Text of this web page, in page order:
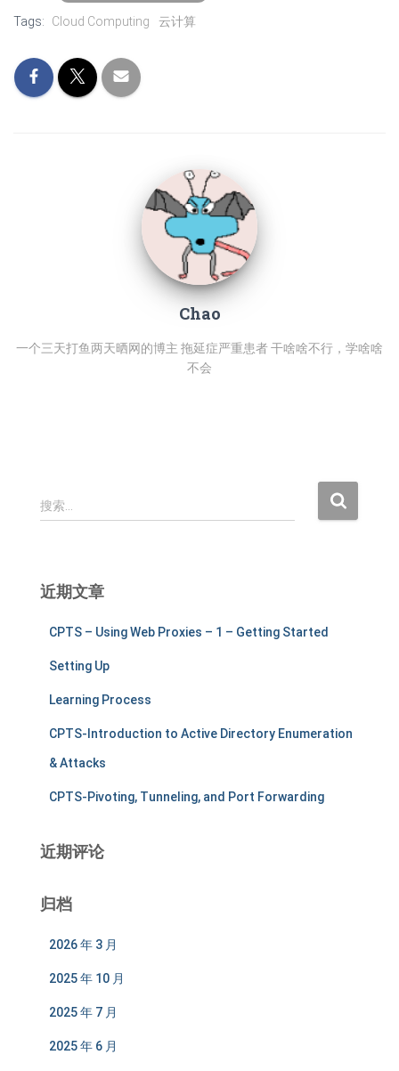
Tags: Cloud Computing 云计算
Chao
一个三天打鱼两天晒网的博主 拖延症严重患者 干啥啥不行，学啥啥
不会
搜
索
搜索…
近期文章
CPTS – Using Web Proxies – 1 – Getting Started
Setting Up
Learning Process
CPTS-Introduction to Active Directory Enumeration
& Attacks
CPTS-Pivoting, Tunneling, and Port Forwarding
近期评论
归档
2026 年 3 月
2025 年 10 月
2025 年 7 月
2025 年 6 月